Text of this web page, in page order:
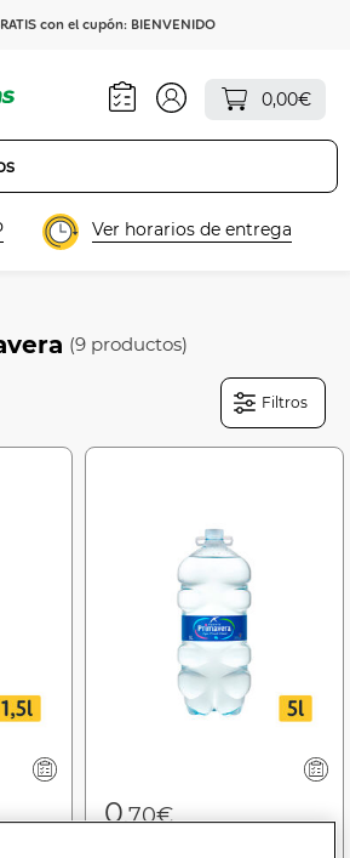
con el cupón: BIENVENIDO
0,00€
Ver horarios de entrega
(9 productos)
Filtros
0,70€